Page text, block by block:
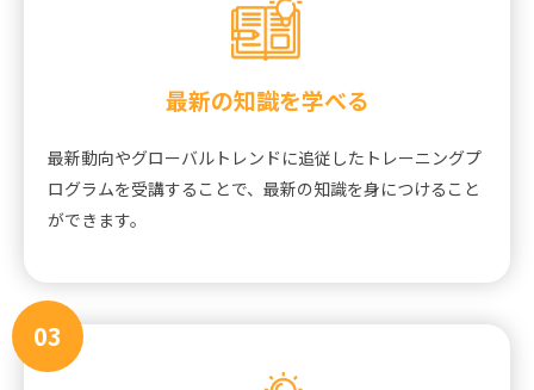
最新の知識を学べる
最新動向やグローバルトレンドに追従したトレーニングプ
ログラムを受講することで、最新の知識を身につけること
ができます。
03